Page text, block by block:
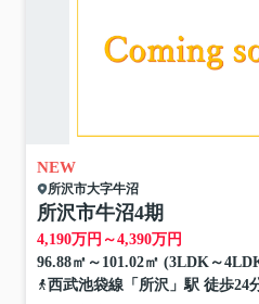
NEW
所沢市大字牛沼
所沢市牛沼4期
4,190万円～4,390万円
96.88㎡～101.02㎡ (3LDK～
西武池袋線「 所沢」駅 徒歩24